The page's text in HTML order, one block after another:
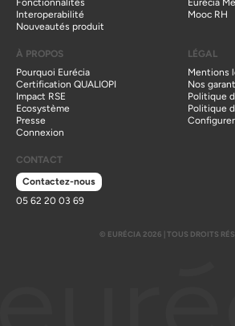
Fonctionnalités
Interoperabilité
Nouveautés produit
Eurécia
Mooc RH
À PROPOS
Pourquoi Eurécia
Certification QUALIOPI
Impact RSE
Ecosystème
Presse
Connexion
LÉGAL
Mentions
Nos
Politique
Politique
CONTACT
Contactez-nous
05 62 20 03 69
© EURÉCIA 2026 | TOUS DROITS